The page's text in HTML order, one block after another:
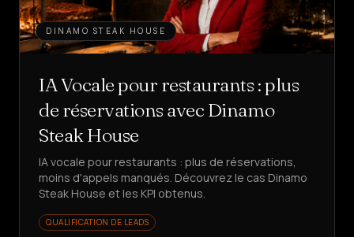
DINAMO STEAK HOUSE
IA Vocale pour restaurants : plus
de réservations avec Dinamo
Steak House
IA vocale pour restaurants : plus de réservations,
moins d'appels manqués. Découvrez le cas Dinamo
Steak House et les KPI obtenus.
QUALIFICATION DE LEADS